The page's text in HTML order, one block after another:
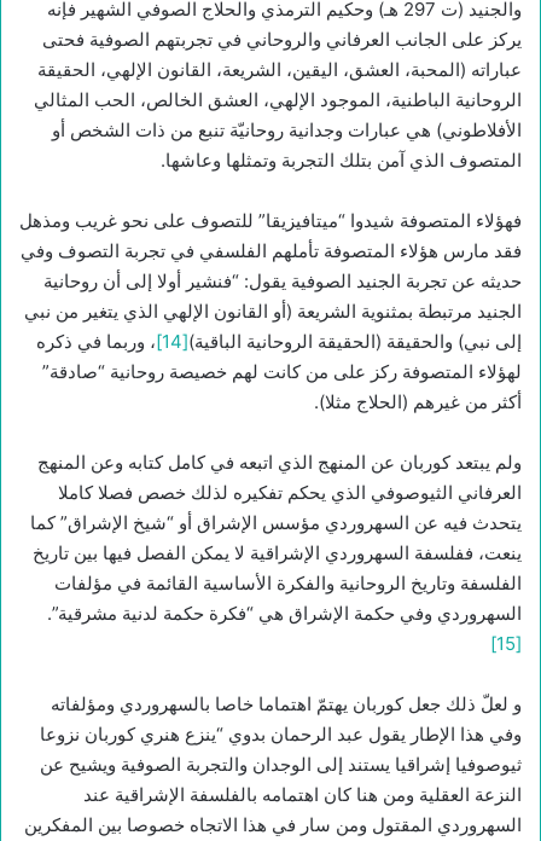
والجنيد (ت 297 هـ) وحكيم الترمذي والحلاج الصوفي الشهير فإنه
يركز على الجانب العرفاني والروحاني في تجربتهم الصوفية فحتى
عباراته (المحبة، العشق، اليقين، الشريعة، القانون الإلهي، الحقيقة
الروحانية الباطنية، الموجود الإلهي، العشق الخالص، الحب المثالي
الأفلاطوني) هي عبارات وجدانية روحانيّة تنبع من ذات الشخص أو
المتصوف الذي آمن بتلك التجربة وتمثلها وعاشها.
فهؤلاء المتصوفة شيدوا “ميتافيزيقا” للتصوف على نحو غريب ومذهل
فقد مارس هؤلاء المتصوفة تأملهم الفلسفي في تجربة التصوف وفي
حديثه عن تجربة الجنيد الصوفية يقول: “فنشير أولا إلى أن روحانية
الجنيد مرتبطة بمثنوية الشريعة (أو القانون الإلهي الذي يتغير من نبي
إلى نبي) والحقيقة (الحقيقة الروحانية الباقية)[14]
، وربما في ذكره
لهؤلاء المتصوفة ركز على من كانت لهم خصيصة روحانية “صادقة”
أكثر من غيرهم (الحلاج مثلا).
ولم يبتعد كوربان عن المنهج الذي اتبعه في كامل كتابه وعن المنهج
العرفاني الثيوصوفي الذي يحكم تفكيره لذلك خصص فصلا كاملا
يتحدث فيه عن السهروردي مؤسس الإشراق أو “شيخ الإشراق” كما
ينعت، ففلسفة السهروردي الإشراقية لا يمكن الفصل فيها بين تاريخ
الفلسفة وتاريخ الروحانية والفكرة الأساسية القائمة في مؤلفات
السهروردي وفي حكمة الإشراق هي “فكرة حكمة لدنية مشرقية”.
[15]
و لعلّ ذلك جعل كوربان يهتمّ اهتماما خاصا بالسهروردي ومؤلفاته
وفي هذا الإطار يقول عبد الرحمان بدوي “ينزع هنري كوربان نزوعا
ثيوصوفيا إشراقيا يستند إلى الوجدان والتجربة الصوفية ويشيح عن
النزعة العقلية ومن هنا كان اهتمامه بالفلسفة الإشراقية عند
السهروردي المقتول ومن سار في هذا الاتجاه خصوصا بين المفكرين